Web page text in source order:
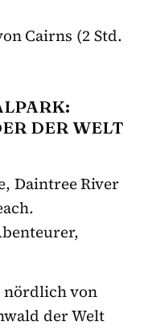
Cairns (2 Std.
DER WELT
Daintree River
nördlich von
der Welt